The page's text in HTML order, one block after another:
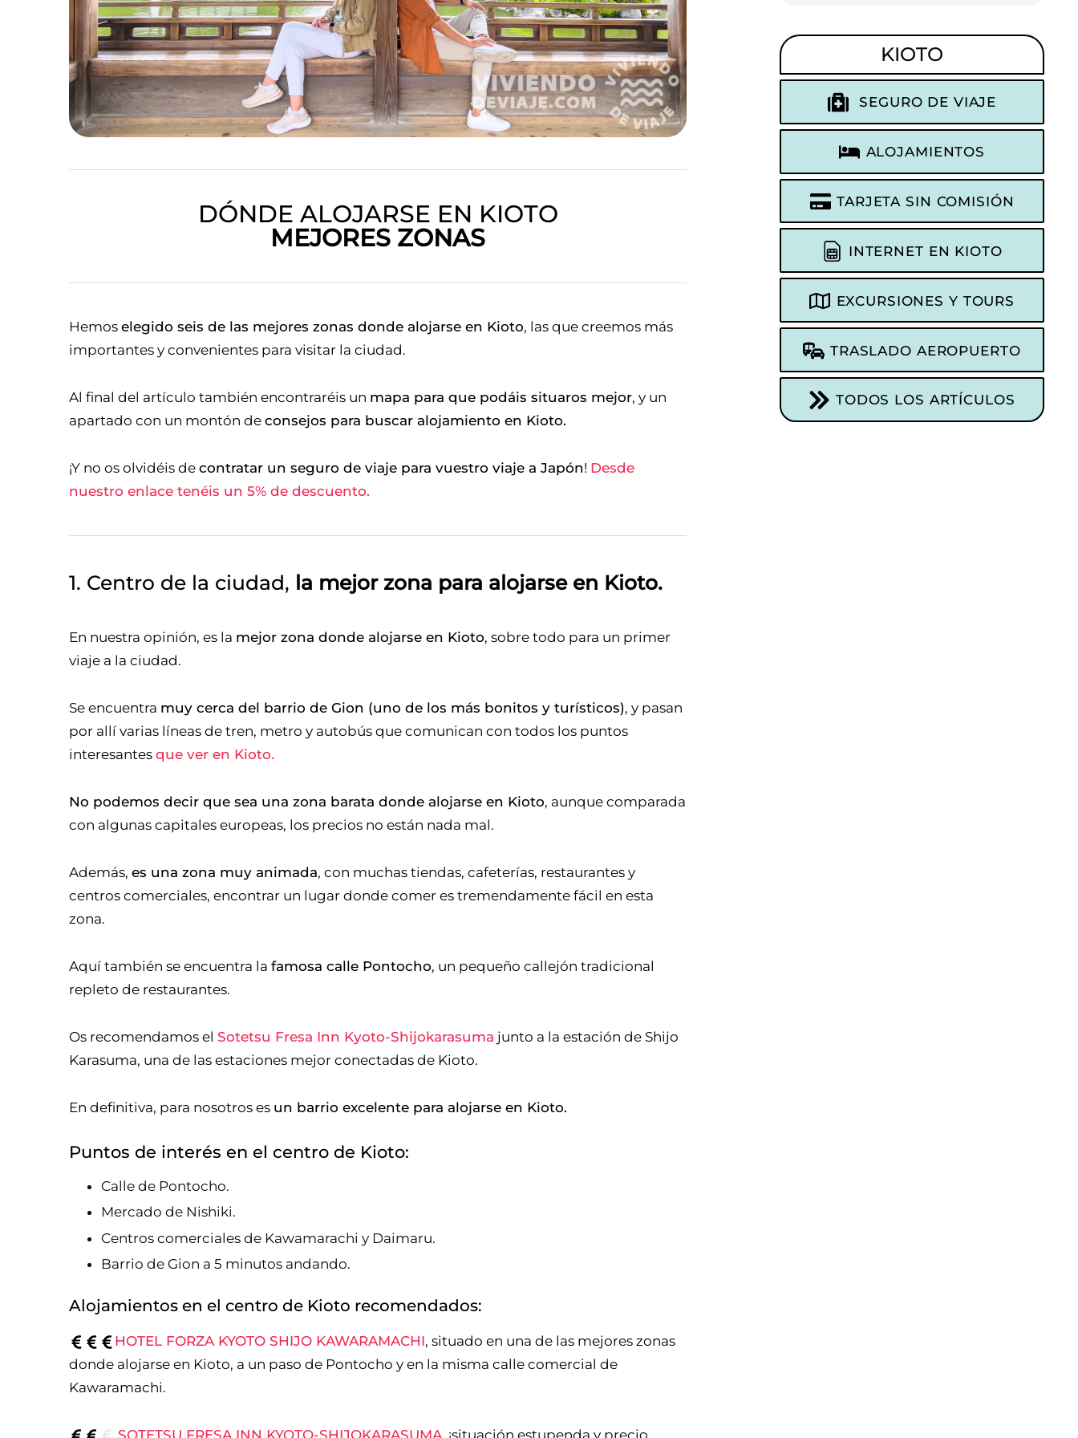
DÓNDE ALOJARSE EN KIOTO
MEJORES ZONAS
Hemoselegido seis de las mejores zonas donde alojarse en Kioto, las que creemos más
importantes y convenientes para visitar la ciudad.
Al final del artículo también encontraréis un mapa para que podáis situaros mejor, y un
apartado con un montón deconsejos para buscar alojamiento en Kioto.
¡Y no os olvidéis decontratar un seguro de viaje para vuestro viaje a Japón! Desde
nuestro enlace tenéis un 5% de descuento.
1. Centro de la ciudad, la mejor zona para alojarse en Kioto.
En nuestra opinión, es la mejor zona donde alojarse en Kioto, sobre todo para un primer
viaje a la ciudad.
Se encuentra muy cerca del barrio de Gion (uno de los más bonitos y turísticos), y pasan
por allí varias líneas de tren, metro y autobús que comunican con todos los puntos
interesantesque ver en Kioto.
No podemos decir que sea una zona barata donde alojarse en Kioto, aunque comparada
con algunas capitales europeas, los precios no están nada mal.
Además,es una zona muy animada, con muchas tiendas, cafeterías, restaurantes y
centros comerciales, encontrar un lugar donde comer es tremendamente fácil en esta
zona.
Aquí también se encuentra lafamosa calle Pontocho, un pequeño callejón tradicional
repleto de restaurantes.
Os recomendamos elSotetsu Fresa Inn Kyoto-Shijokarasuma junto a la estación de Shijo
Karasuma, una de las estaciones mejor conectadas de Kioto.
En definitiva, para nosotros es un barrio excelente para alojarse en Kioto.
Puntos de interés en el centro de Kioto:
Calle de Pontocho.
Mercado de Nishiki.
Centros comerciales de Kawamarachi y Daimaru.
Barrio de Gion a 5 minutos andando.
Alojamientos en el centro de Kioto recomendados:
HOTEL FORZA KYOTO SHIJO KAWARAMACHI, situado en una de las mejores zonas
donde alojarse en Kioto, a un paso de Pontocho y en la misma calle comercial de
Kawaramachi.
KIOTO
SEGURO DE VIAJE
ALOJAMIENTOS
TARJETA SIN COMISIÓN
INTERNET EN KIOTO
EXCURSIONES Y TOURS
TRASLADO AEROPUERTO
TODOS LOS ARTÍCULOS